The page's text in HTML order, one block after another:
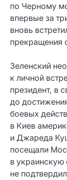
по Черному
впервые за
вновь
прекращения
Зеленский
к личной
президент, в
до
боевых
в Киев
и Джареда
посещали
в украинскую
не